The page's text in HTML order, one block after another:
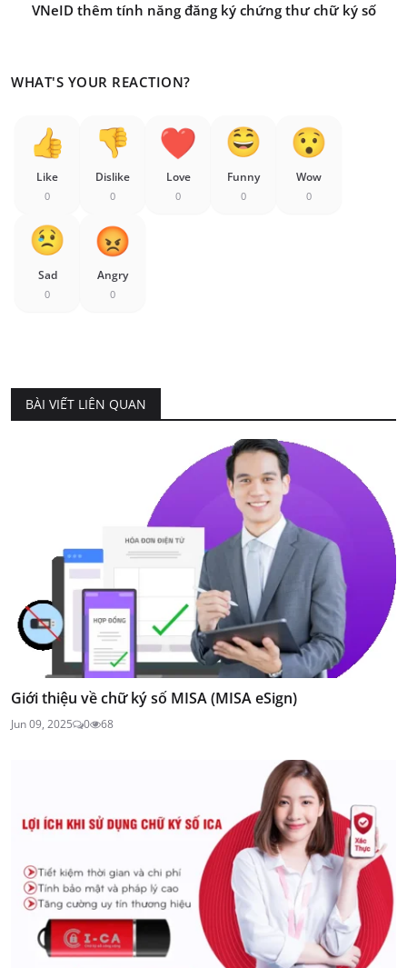
VNeID thêm tính năng đăng ký chứng thư chữ ký số
WHAT'S YOUR REACTION?
Like
0
Dislike
0
Love
0
Funny
0
Wow
0
Sad
0
Angry
0
BÀI VIẾT LIÊN QUAN
Giới thiệu về chữ ký số MISA (MISA eSign)
Jun 09, 2025 0 68